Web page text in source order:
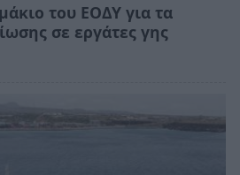
του ΕΟΔΥ για τα
σε εργάτες γης